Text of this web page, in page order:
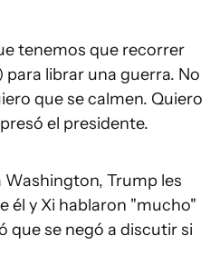
tenemos que recorrer
para librar una guerra. No
que se calmen. Quiero
el presidente.
Washington, Trump les
él y Xi hablaron "mucho"
que se negó a discutir si